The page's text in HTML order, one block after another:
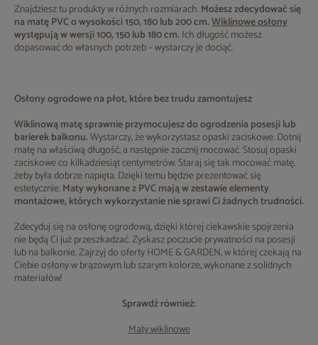
Znajdziesz tu produkty w różnych rozmiarach.Możesz zdecydować się
na matę PVC o wysokości 150, 180 lub 200 cm.Wiklinowe osłony
występują w wersji 100, 150 lub 180 cm. Ich długość możesz
dopasować do własnych potrzeb – wystarczy je dociąć.
Osłony ogrodowe na płot, które bez trudu zamontujesz
Wiklinową matę sprawnie przymocujesz do ogrodzenia posesji lub
barierek balkonu.Wystarczy, że wykorzystasz opaski zaciskowe. Dotnij
matę na właściwą długość, a następnie zacznij mocować. Stosuj opaski
zaciskowe co kilkadziesiąt centymetrów. Staraj się tak mocować matę,
żeby była dobrze napięta. Dzięki temu będzie prezentować się
estetycznie.Maty wykonane z PVC mają w zestawie elementy
montażowe, których wykorzystanie nie sprawi Ci żadnych trudności.
Zdecyduj się na osłonę ogrodową, dzięki której ciekawskie spojrzenia
nie będą Ci już przeszkadzać. Zyskasz poczucie prywatności na posesji
lub na balkonie. Zajrzyj do oferty HOME & GARDEN, w której czekają na
Ciebie osłony w brązowym lub szarym kolorze, wykonane z solidnych
materiałów!
Sprawdź również:
Maty wiklinowe